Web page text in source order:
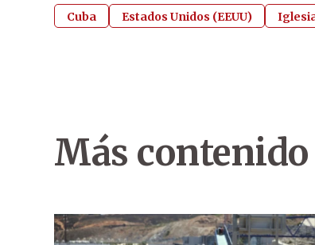
Cuba Estados Unidos (EEUU)
Más contenido